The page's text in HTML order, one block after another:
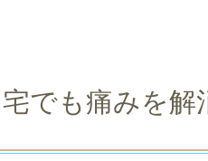
でも痛みを解